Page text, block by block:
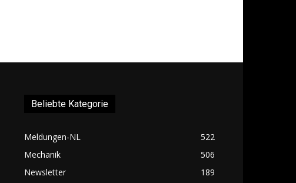
Beliebte Kategorie
Meldungen-NL
522
Mechanik
506
Newsletter
189